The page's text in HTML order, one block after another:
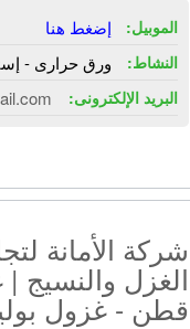
الموبيل: إضغط هنا
النشاط: ورق حرارى -
البريد الإلكترونى:
شركة الأمانة
الغزل والنسيج
قطن - غزول